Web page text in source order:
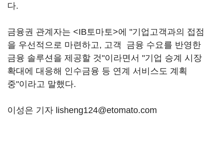
다.
금융권 관계자는 <IB토마토>에 "기업고객과의 접점
을 우선적으로 마련하고, 고객 금융 수요를 반영한
금융 솔루션을 제공할 것"이라면서 "기업 승계 시장
확대에 대응해 인수금융 등 연계 서비스도 계획
중"이라고 말했다.
이성은 기자 lisheng124@etomato.com